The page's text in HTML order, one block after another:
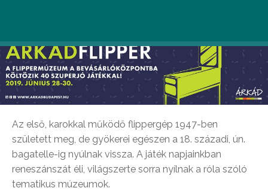
Az első, karokkal működő flippergép 1947-ben
született meg, de gyökerei egészen a 18. századi, ún.
bagatelle-ig nyúlnak vissza. A játék napjainkban
reneszánszát éli, világszerte sorra nyílnak a róla szóló
tematikus múzeumok.